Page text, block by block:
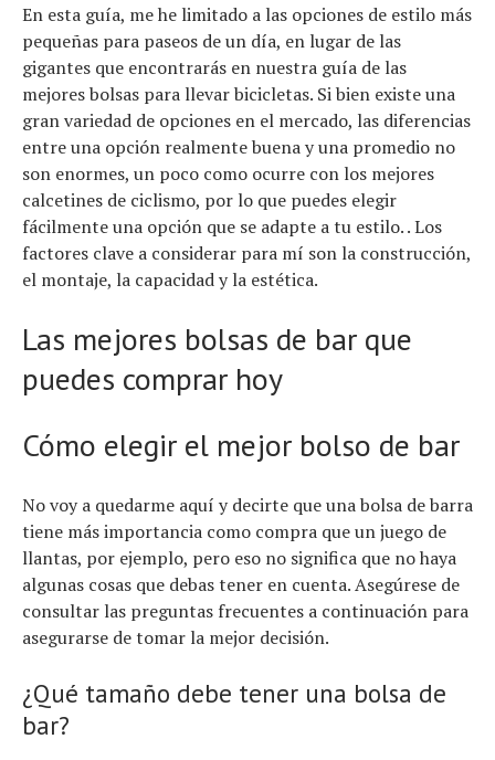
En esta guía, me he limitado a las opciones de estilo más
pequeñas para paseos de un día, en lugar de las
gigantes que encontrarás en nuestra guía de las
mejores bolsas para llevar bicicletas. Si bien existe una
gran variedad de opciones en el mercado, las diferencias
entre una opción realmente buena y una promedio no
son enormes, un poco como ocurre con los mejores
calcetines de ciclismo, por lo que puedes elegir
fácilmente una opción que se adapte a tu estilo. . Los
factores clave a considerar para mí son la construcción,
el montaje, la capacidad y la estética.
Las mejores bolsas de bar que
puedes comprar hoy
Cómo elegir el mejor bolso de bar
No voy a quedarme aquí y decirte que una bolsa de barra
tiene más importancia como compra que un juego de
llantas, por ejemplo, pero eso no significa que no haya
algunas cosas que debas tener en cuenta. Asegúrese de
consultar las preguntas frecuentes a continuación para
asegurarse de tomar la mejor decisión.
¿Qué tamaño debe tener una bolsa de
bar?
Consejo
Tendencias
Artículos
El equipo